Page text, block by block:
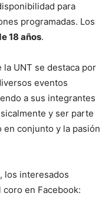
para
programadas. Los
18 años.
la UNT se destaca por
eventos
a sus integrantes
y ser parte
conjunto y la pasión
los interesados
en Facebook: